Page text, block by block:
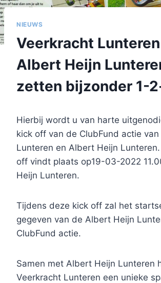
NIEUWS
Veerkracht
Albert Heijn
zetten bijzonder 1-
Hierbij wordt u van harte
kick off van de ClubFund actie
Lunteren en Albert Heijn
off vindt plaats op19-03-2022
Heijn Lunteren.
Tijdens deze kick off zal het
gegeven van de Albert Heijn
ClubFund actie.
Samen met Albert Heijn Lunteren
Veerkracht Lunteren een unieke